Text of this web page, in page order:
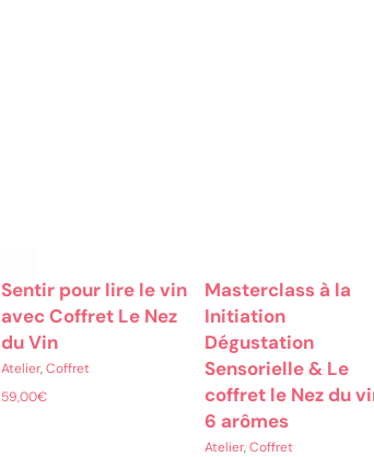
Sentir pour lire le vin
avec Coffret Le Nez
du Vin
Atelier,Coffret
59,00€
peuvent
être
choisies
produit
Masterclass à la
Initiation
Dégustation
Sensorielle & Le
coffret le Nez du
6 arômes
Atelier,Coffret